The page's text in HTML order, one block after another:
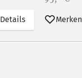
Details Merken